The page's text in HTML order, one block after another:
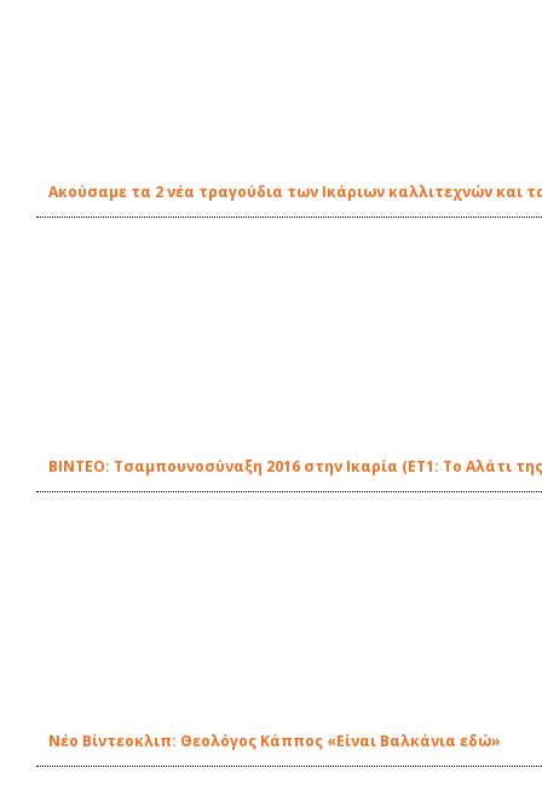
Ακούσαμε τα 2 νέα τραγούδια των Ικάριων καλλιτεχνών και
ΒΙΝΤΕΟ: Τσαμπουνοσύναξη 2016 στην Ικαρία (ΕΤ1: Το Αλάτι
Νέο Βίντεοκλιπ: Θεολόγος Κάππος «Είναι Βαλκάνια εδώ»